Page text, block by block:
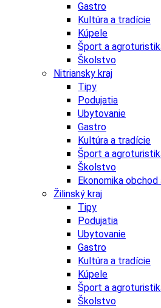
Gastro
Kultúra a tradície
Kúpele
Šport a
Školstvo
Nitriansky kraj
Tipy
Podujatia
Ubytovanie
Gastro
Kultúra a tradície
Šport a
Školstvo
Ekonomika obchod
Žilinský kraj
Tipy
Podujatia
Ubytovanie
Gastro
Kultúra a tradície
Kúpele
Šport a
Školstvo